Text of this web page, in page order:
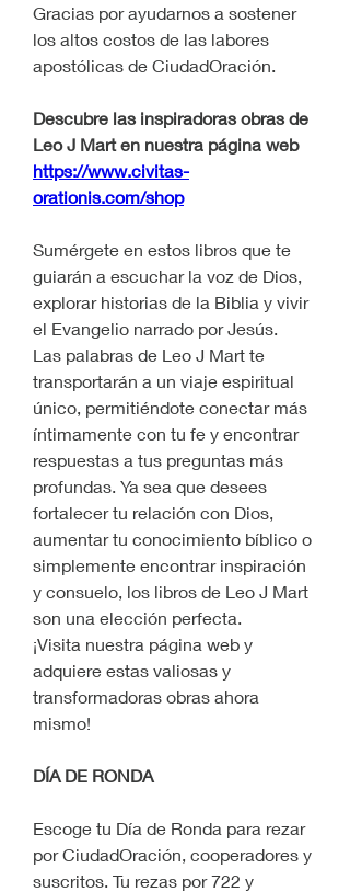
Gracias por ayudarnos a sostener
los altos costos de las labores
apostólicas de CiudadOración.
Descubre las inspiradoras obras de
Leo J Mart en nuestra página web
https://www.civitas-
orationis.com/shop
Sumérgete en estos libros que te
guiarán a escuchar la voz de Dios,
explorar historias de la Biblia y vivir
el Evangelio narrado por Jesús.
Las palabras de Leo J Mart te
transportarán a un viaje espiritual
único, permitiéndote conectar más
íntimamente con tu fe y encontrar
respuestas a tus preguntas más
profundas. Ya sea que desees
fortalecer tu relación con Dios,
aumentar tu conocimiento bíblico o
simplemente encontrar inspiración
y consuelo, los libros de Leo J Mart
son una elección perfecta.
¡Visita nuestra página web y
adquiere estas valiosas y
transformadoras obras ahora
mismo!
DÍA DE RONDA
Escoge tu Día de Ronda para rezar
por CiudadOración, cooperadores y
suscritos. Tu rezas por 722 y